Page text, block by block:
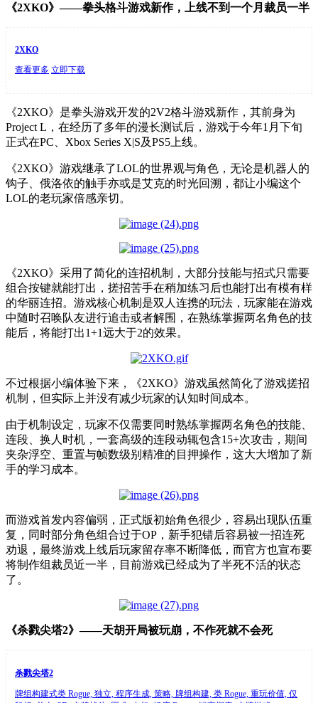
《2XKO》——拳头格斗游戏新作，上线不到一个月裁员一半
2XKO
查看更多 立即下载
《2XKO》是拳头游戏开发的2V2格斗游戏新作，其前身为
Project L，在经历了多年的漫长测试后，游戏于今年1月下旬
正式在PC、Xbox Series X|S及PS5上线。
《2XKO》游戏继承了LOL的世界观与角色，无论是机器人的
钩子、俄洛依的触手亦或是艾克的时光回溯，都让小编这个
LOL的老玩家倍感亲切。
《2XKO》采用了简化的连招机制，大部分技能与招式只需要
组合按键就能打出，搓招苦手在稍加练习后也能打出有模有样
的华丽连招。游戏核心机制是双人连携的玩法，玩家能在游戏
中随时召唤队友进行追击或者解围，在熟练掌握两名角色的技
能后，将能打出1+1远大于2的效果。
不过根据小编体验下来，《2XKO》游戏虽然简化了游戏搓招
机制，但实际上并没有减少玩家的认知时间成本。
由于机制设定，玩家不仅需要同时熟练掌握两名角色的技能、
连段、换人时机，一套高级的连段动辄包含15+次攻击，期间
夹杂浮空、重置与帧数级别精准的目押操作，这大大增加了新
手的学习成本。
而游戏首发内容偏弱，正式版初始角色很少，容易出现队伍重
复，同时部分角色组合过于OP，新手犯错后容易被一招连死
劝退，最终游戏上线后玩家留存率不断降低，而官方也宣布要
将制作组裁员近一半，目前游戏已经成为了半死不活的状态
了。
《杀戮尖塔2》——天胡开局被玩崩，不作死就不会死
杀戮尖塔2
牌组构建式类 Rogue, 独立, 程序生成, 策略, 牌组构建, 类 Rogue, 重玩价值, 仅